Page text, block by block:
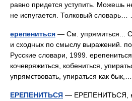
равно придется уступить. Можешь
не испугается. Толковый
ерепениться — См. упрямиться...
и сходных по смыслу выражений.
Русские словари, 1999. ерепениться
кочевряжиться, кобениться,
упрямствовать, упираться как
ЕРЕПЕНИТЬСЯ — ЕРЕПЕНИТЬСЯ,